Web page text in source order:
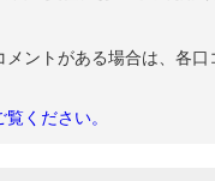
ントがある場合は、各
ください。